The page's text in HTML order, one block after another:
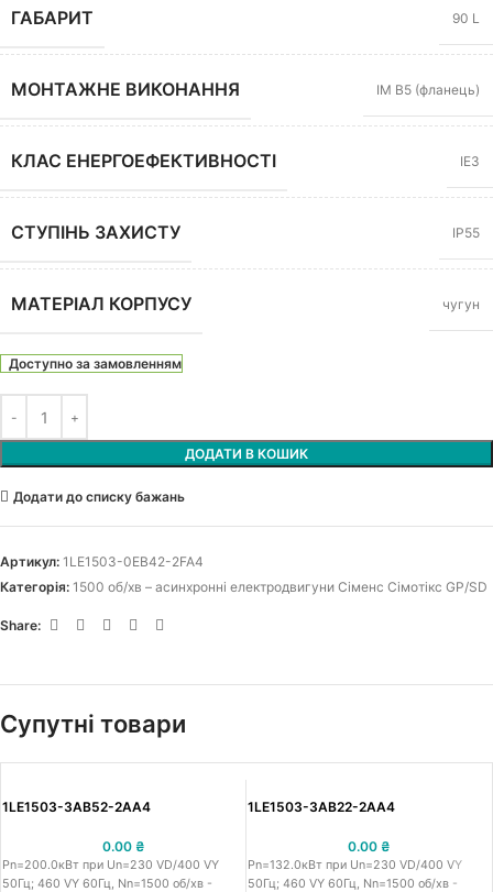
ГАБАРИТ 90 L
МОНТАЖНЕ ВИКОНАННЯ IM B5 (фланець)
КЛАС ЕНЕРГОЕФЕКТИВНОСТІ IE3
СТУПІНЬ ЗАХИСТУ IP55
МАТЕРІАЛ КОРПУСУ чугун
Доступно за замовленням
ДОДАТИ В КОШИК
Додати до списку бажань
Артикул: 1LE1503-0EB42-2FA4
Категорія: 1500 об/хв – асинхронні електродвигуни Сіменс Сімотікс GP/SD
Share:
Супутні товари
1LE1503-3AB52-2AA4
0.00 ₴
Pn=200.0кВт при Un=230 VD/400 VY
50Гц; 460 VY 60Гц, Nn=1500 об/хв -
1LE1503-3AB22-2AA4
0.00 ₴
Pn=132.0кВт при Un=230 VD/400 VY
50Гц; 460 VY 60Гц, Nn=1500 об/хв -